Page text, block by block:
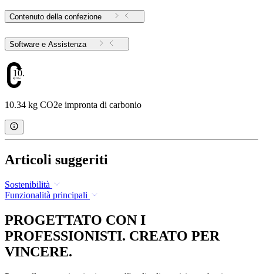
Contenuto della confezione
Software e Assistenza
10.34
10.34 kg CO2e impronta di carbonio
Articoli suggeriti
Sostenibilità
Funzionalità principali
PROGETTATO CON I
PROFESSIONISTI. CREATO PER
VINCERE.